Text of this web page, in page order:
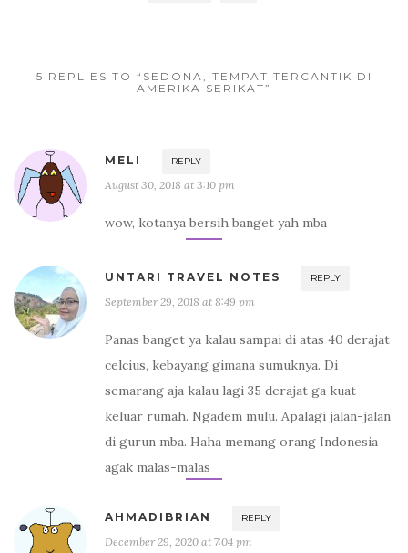
5 REPLIES TO “SEDONA, TEMPAT TERCANTIK DI
AMERIKA SERIKAT”
MELI REPLY
August 30, 2018 at 3:10 pm
wow, kotanya bersih banget yah mba
UNTARI TRAVEL NOTES REPLY
September 29, 2018 at 8:49 pm
Panas banget ya kalau sampai di atas 40 derajat
celcius, kebayang gimana sumuknya. Di
semarang aja kalau lagi 35 derajat ga kuat
keluar rumah. Ngadem mulu. Apalagi jalan-jalan
di gurun mba. Haha memang orang Indonesia
agak malas-malas
AHMADIBRIAN REPLY
December 29, 2020 at 7:04 pm